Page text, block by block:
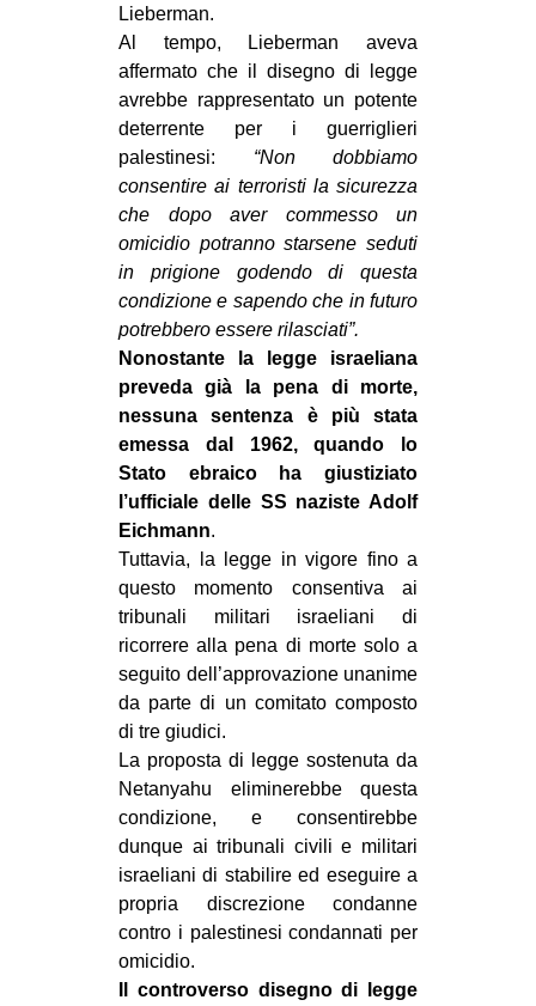
CULTURE
ARTE
CINEMA
MANIFESTI
RECENSIONI
INTERNAZIONALE
AFRICA
AMERICHE
ESTREMO ORIENTE
EUROPA
MEDIO ORIENTE
EVENTI
bsky
ms
SEARCH
Lieberman.
Al tempo, Lieberman aveva
affermato che il disegno di legge
avrebbe rappresentato un potente
deterrente per i guerriglieri
palestinesi: “Non dobbiamo
consentire ai terroristi la sicurezza
che dopo aver commesso un
omicidio potranno starsene seduti
in prigione godendo di questa
condizione e sapendo che in futuro
potrebbero essere rilasciati”.
Nonostante la legge israeliana
preveda già la pena di morte,
nessuna sentenza è più stata
emessa dal 1962, quando lo
Stato ebraico ha giustiziato
l’ufficiale delle SS naziste Adolf
Eichmann.
Tuttavia, la legge in vigore fino a
questo momento consentiva ai
tribunali militari israeliani di
ricorrere alla pena di morte solo a
seguito dell’approvazione unanime
da parte di un comitato composto
di tre giudici.
La proposta di legge sostenuta da
Netanyahu eliminerebbe questa
condizione, e consentirebbe
dunque ai tribunali civili e militari
israeliani di stabilire ed eseguire a
propria discrezione condanne
contro i palestinesi condannati per
omicidio.
Il controverso disegno di legge